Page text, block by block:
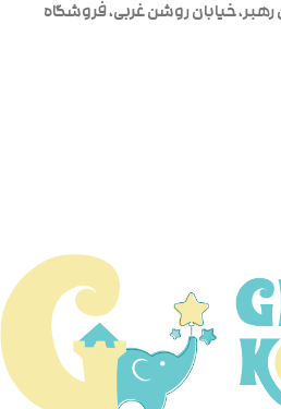
رهبر، خیابان روشن غربی، فروشگاه